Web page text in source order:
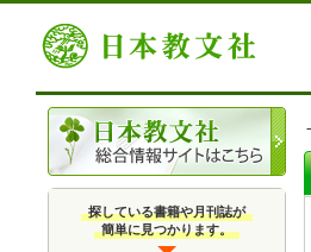
探している書籍や月刊誌が
簡単に見つかります。